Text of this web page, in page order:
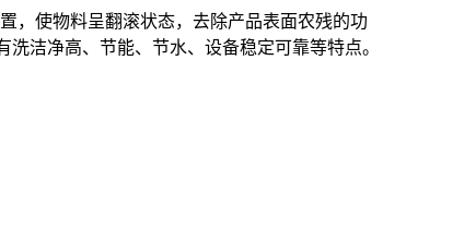
，使物料呈翻滚状态，去除产品表面农残的功
洁净高、节能、节水、设备稳定可靠等特点。